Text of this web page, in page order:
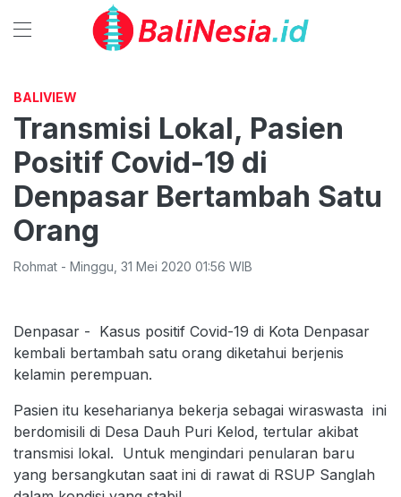
BALIVIEW
Transmisi Lokal, Pasien
Positif Covid-19 di
Denpasar Bertambah Satu
Orang
Rohmat - Minggu 31 Mei 2020 01:56 WIB
Denpasar - Kasus positif Covid-19 di Kota Denpasar
kembali bertambah satu orang diketahui berjenis
kelamin perempuan.
Pasien itu keseharianya bekerja sebagai wiraswasta ini
berdomisili di Desa Dauh Puri Kelod, tertular akibat
transmisi lokal. Untuk mengindari penularan baru
yang bersangkutan saat ini di rawat di RSUP Sanglah